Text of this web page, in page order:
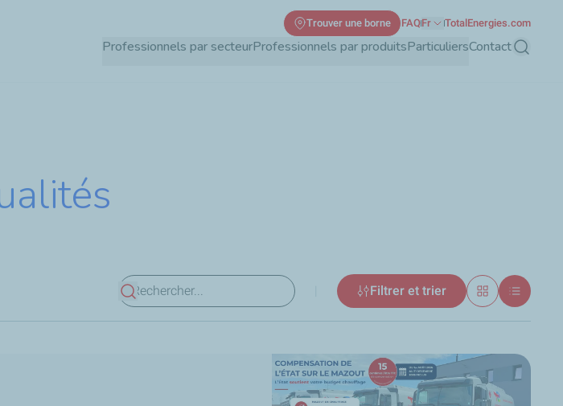
Professionnels par secteurProfessionnels par produitsParticuliersContact
Trouver une borne FAQFr TotalEnergies.com
Voir les résultats
Filtrer et trier
Grille Liste